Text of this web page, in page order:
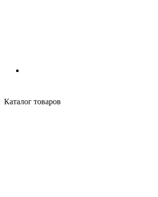
Каталог товаров